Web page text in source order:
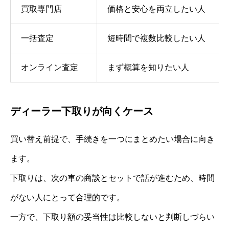
買取専門店 価格と安心を両立したい人
一括査定 短時間で複数比較したい人
オンライン査定 まず概算を知りたい人
ディーラー下取りが向くケース
買い替え前提で、手続きを一つにまとめたい場合に向き
ます。
下取りは、次の車の商談とセットで話が進むため、時間
がない人にとって合理的です。
一方で、下取り額の妥当性は比較しないと判断しづらい